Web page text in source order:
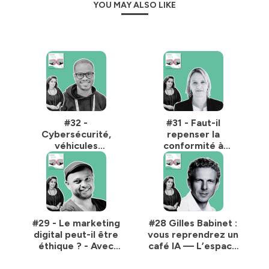
YOU MAY ALSO LIKE
#32 -
Cybersécurité,
véhicules
connectés et
souveraineté - Avec
Gaël Musquet,
hacker éthique
#31 - Faut-il
repenser la
conformité à
l’heure de l’IA
générative ? Avec
Nathalie Laneret
#29 - Le marketing
digital peut-il être
éthique ? - Avec
#28 Gilles Babinet :
vous reprendrez un
café IA — L’espace